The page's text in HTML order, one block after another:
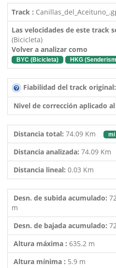
Track :
Las velocidades de este track
(Bicicleta)
Volver a analizar como
BYC (Bicicleta) HKG
Fiabilidad del track original:
Nivel de corrección aplicado
Distancia total: 74.09 Km mi
Distancia analizada: 74.09 Km
Distancia lineal: 0.03 Km
Desn. de subida acumulado:
m
Desn. de bajada acumulado:
Altura máxima : 635.2 m
Altura mínima : 5.9 m